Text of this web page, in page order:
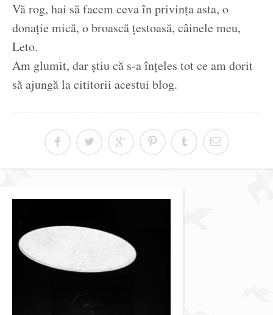
Vă rog, hai să facem ceva în privința asta, o
donație mică, o broască țestoasă, câinele meu,
Leto.
Am glumit, dar știu că s-a înțeles tot ce am dorit
să ajungă la cititorii acestui blog.